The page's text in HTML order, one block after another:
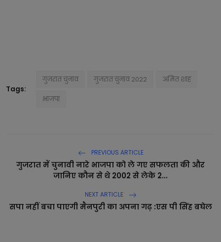
Tags:
गुजरात चुनाव गुजरात चुनाव 2022 अमित शाह
भाजपा
PREVIOUS ARTICLE
गुजरात में चुनावी नारे भाजपा को ले गए सफलता की और
जानिए कौन से थे 2002 से लेके 2...
NEXT ARTICLE
सपा नहीं बचा पाएगी मैनपुरी का अपना गढ़ :एस पी सिंह बघेल